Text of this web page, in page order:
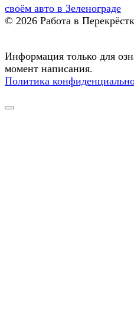
своём авто в Зеленограде
© 2026 Работа в
Информация только для
момент написания.
Политика